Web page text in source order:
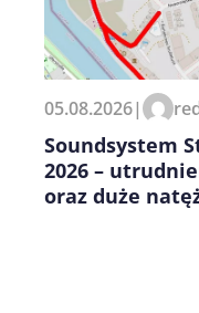
05.08.2026|
Soundsystem
2026 –
oraz duże